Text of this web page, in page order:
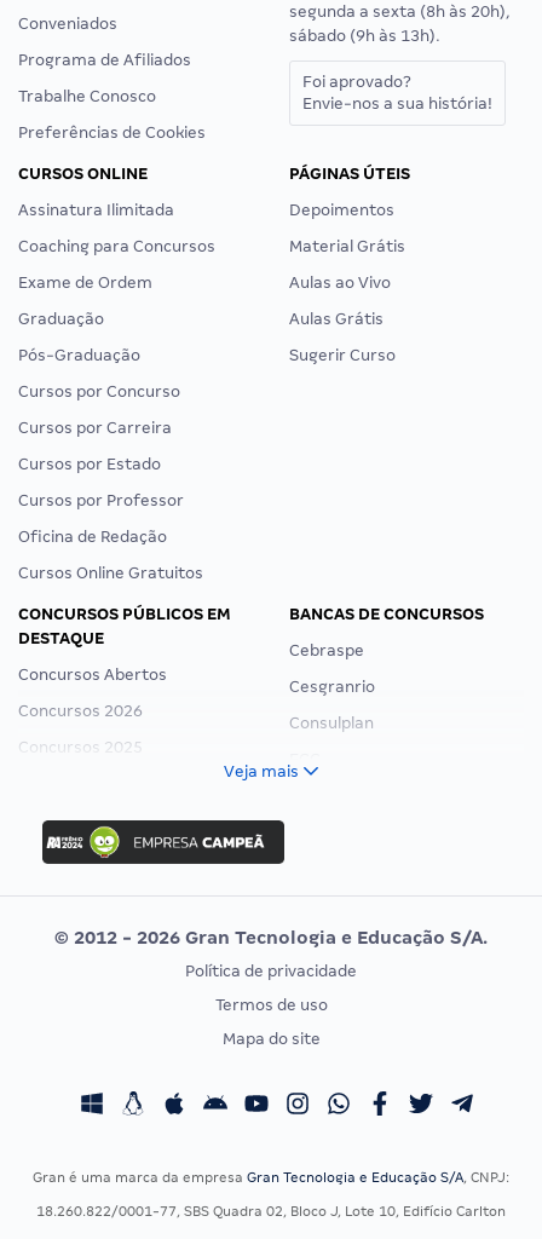
Conveniados
Programa de Afiliados
Trabalhe Conosco
Preferências de Cookies
segunda a sexta (8h às 20h),
sábado (9h às 13h).
Foi aprovado?
Envie-nos a sua história!
CURSOS ONLINE
Assinatura Ilimitada
Coaching para Concursos
Exame de Ordem
Graduação
Pós-Graduação
Cursos por Concurso
Cursos por Carreira
Cursos por Estado
Cursos por Professor
Oficina de Redação
Cursos Online Gratuitos
PÁGINAS ÚTEIS
Depoimentos
Material Grátis
Aulas ao Vivo
Aulas Grátis
Sugerir Curso
CONCURSOS PÚBLICOS EM
DESTAQUE
Concursos Abertos
Concursos 2026
Concursos 2025
Concurso Ibama
Concurso MPU
Editais publicados
BANCAS DE CONCURSOS
Cebraspe
Cesgranrio
Consulplan
Vunesp
CONCURSOS POR PROFISSÃO
Concursos Fiscais
EXAME DE ORDEM
Calendário OAB
Veja mais
© 2012 - 2026 Gran Tecnologia e Educação S/A.
Política de privacidade
Termos de uso
Mapa do site
Gran é uma marca da empresa Gran Tecnologia e Educação S/A, CNPJ:
18.260.822/0001-77, SBS Quadra 02, Bloco J, Lote 10, Edifício Carlton